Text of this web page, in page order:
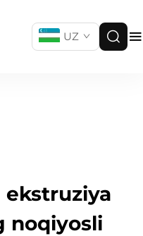
UZ
noqiyosli